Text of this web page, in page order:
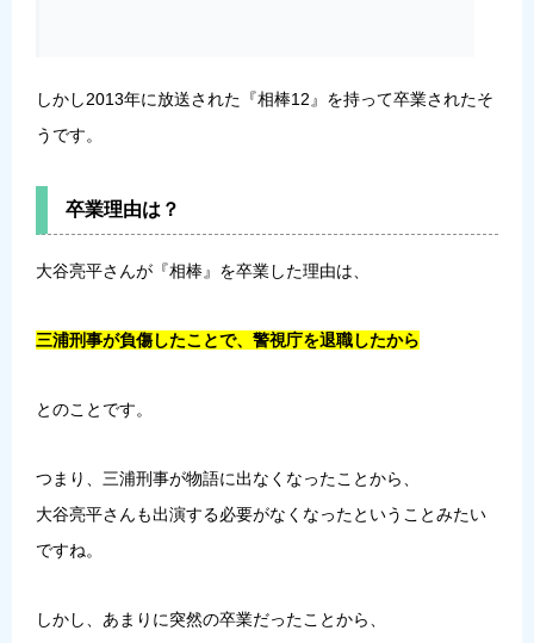
しかし2013年に放送された『相棒12』を持って卒業されたそ
うです。
卒業理由は？
大谷亮平さんが『相棒』を卒業した理由は、
三浦刑事が負傷したことで、警視庁を退職したから
とのことです。
つまり、三浦刑事が物語に出なくなったことから、
大谷亮平さんも出演する必要がなくなったということみたい
ですね。
しかし、あまりに突然の卒業だったことから、